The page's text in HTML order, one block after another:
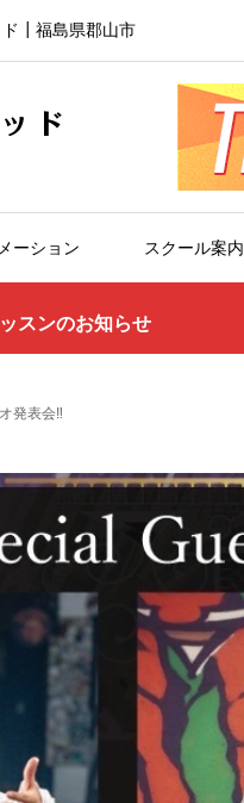
ド┃福島県郡山市
ーション スクール案内
スンのお知らせ
発表会‼️